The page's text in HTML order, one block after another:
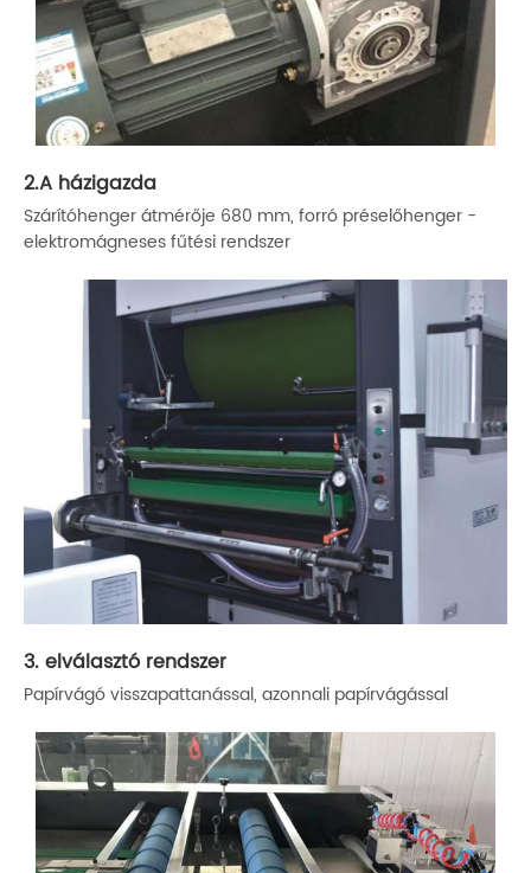
2.A házigazda
Szárítóhenger átmérője 680 mm, forró préselőhenger -
elektromágneses fűtési rendszer
3. elválasztó rendszer
Papírvágó visszapattanással, azonnali papírvágással